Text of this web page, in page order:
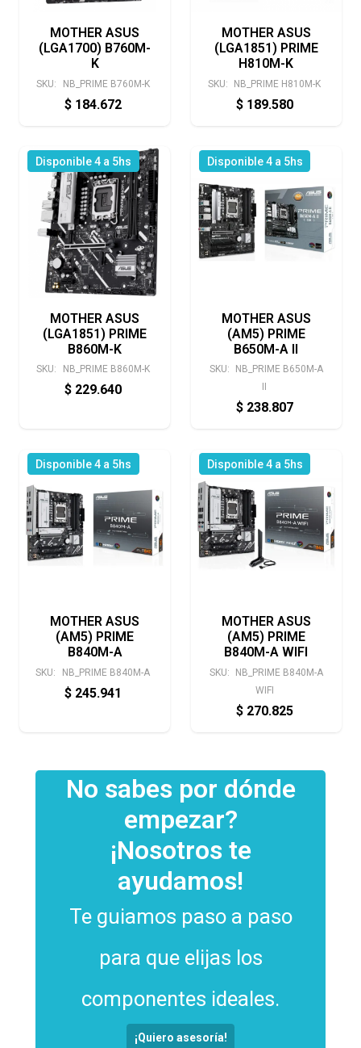
MOTHER ASUS
(LGA1700) B760M-
K
SKU: NB_PRIME B760M-K
$ 184.672
MOTHER ASUS
(LGA1851) PRIME
H810M-K
SKU: NB_PRIME H810M-K
$ 189.580
Disponible 4 a 5hs
MOTHER ASUS
(LGA1851) PRIME
B860M-K
SKU: NB_PRIME B860M-K
$ 229.640
Disponible 4 a 5hs
MOTHER ASUS
(AM5) PRIME
B650M-A II
SKU:
NB_PRIME B650M-A
$ 238.807
Disponible 4 a 5hs
MOTHER ASUS
(AM5) PRIME
B840M-A
SKU: NB_PRIME B840M-A
$ 245.941
Disponible 4 a 5hs
MOTHER ASUS
(AM5) PRIME
B840M-A WIFI
SKU:
NB_PRIME B840M-A
WIFI
$ 270.825
No sabes por dónde
empezar?
¡Nosotros te
ayudamos!
Te guiamos paso a paso
para que elijas los
componentes ideales.
¡Quiero asesoría!